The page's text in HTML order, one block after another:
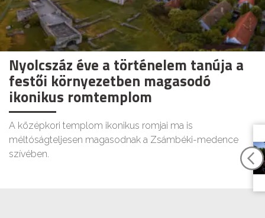
Nyolcszáz éve a történelem tanúja a
festői környezetben magasodó
ikonikus romtemplom
A középkori templom ikonikus romjai ma is
méltóságteljesen magasodnak a Zsámbéki-medence
szívében.